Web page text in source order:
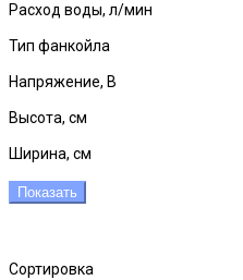
Расход воды, л/мин
Тип фанкойла
Напряжение, В
Высота, см
Ширина, см
Показать
Сортировка